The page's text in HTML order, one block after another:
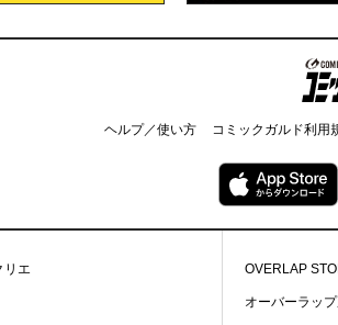
コ
ヘルプ／使い方 コミックガルド利用
リエ OVERLAP
オーバーラッ